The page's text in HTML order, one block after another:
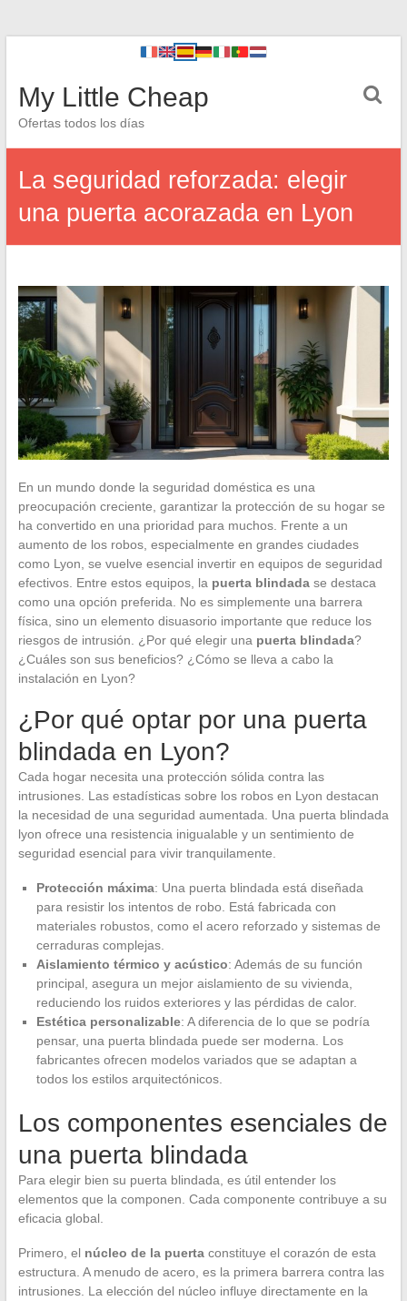
My Little Cheap
Ofertas todos los días
La seguridad reforzada: elegir
una puerta acorazada en Lyon
En un mundo donde la seguridad doméstica es una
preocupación creciente, garantizar la protección de su hogar se
ha convertido en una prioridad para muchos. Frente a un
aumento de los robos, especialmente en grandes ciudades
como Lyon, se vuelve esencial invertir en equipos de seguridad
efectivos. Entre estos equipos, la puerta blindadase destaca
como una opción preferida. No es simplemente una barrera
física, sino un elemento disuasorio importante que reduce los
riesgos de intrusión. ¿Por qué elegir una puerta blindada?
¿Cuáles son sus beneficios? ¿Cómo se lleva a cabo la
instalación en Lyon?
¿Por qué optar por una puerta
blindada en Lyon?
Cada hogar necesita una protección sólida contra las
intrusiones. Las estadísticas sobre los robos en Lyon destacan
la necesidad de una seguridad aumentada. Una puerta blindada
lyon ofrece una resistencia inigualable y un sentimiento de
seguridad esencial para vivir tranquilamente.
Protección máxima: Una puerta blindada está diseñada
para resistir los intentos de robo. Está fabricada con
materiales robustos, como el acero reforzado y sistemas de
cerraduras complejas.
Aislamiento térmico y acústico: Además de su función
principal, asegura un mejor aislamiento de su vivienda,
reduciendo los ruidos exteriores y las pérdidas de calor.
Estética personalizable: A diferencia de lo que se podría
pensar, una puerta blindada puede ser moderna. Los
fabricantes ofrecen modelos variados que se adaptan a
todos los estilos arquitectónicos.
Los componentes esenciales de
una puerta blindada
Para elegir bien su puerta blindada, es útil entender los
elementos que la componen. Cada componente contribuye a su
eficacia global.
Primero, el núcleo de la puertaconstituye el corazón de esta
estructura. A menudo de acero, es la primera barrera contra las
intrusiones. La elección del núcleo influye directamente en la